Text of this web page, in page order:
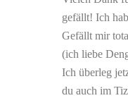
gefällt! Ich
Gefällt mir
(ich liebe
Ich überleg
du auch im